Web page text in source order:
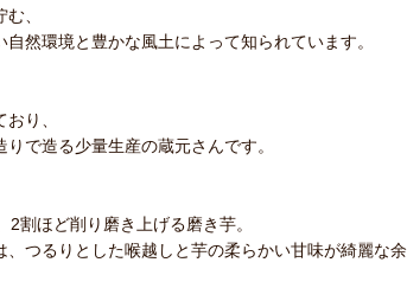
、
然環境と豊かな風土によって知られています。
り、
で造る少量生産の蔵元さんです。
割ほど削り磨き上げる磨き芋。
つるりとした喉越しと芋の柔らかい甘味が綺麗な余